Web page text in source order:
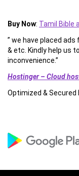
Buy Now: Tamil Bible
” we have placed
& etc. Kindly help us
inconvenience.”
Hostinger – Cloud
Optimized & Secured